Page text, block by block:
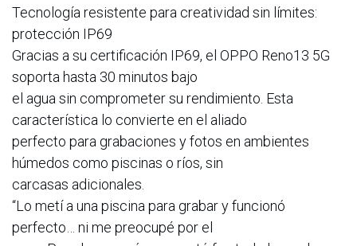
Tecnología resistente para creatividad sin límites:
protección IP69
Gracias a su certificación IP69, el OPPO Reno13 5G
soporta hasta 30 minutos bajo
el agua sin comprometer su rendimiento. Esta
característica lo convierte en el aliado
perfecto para grabaciones y fotos en ambientes
húmedos como piscinas o ríos, sin
carcasas adicionales.
“Lo metí a una piscina para grabar y funcionó
perfecto… ni me preocupé por el